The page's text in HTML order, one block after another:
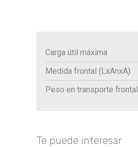
Carga útil máxima
Medida frontal (LxAnxA)
Peso en transporte frontal
Te puede interesar